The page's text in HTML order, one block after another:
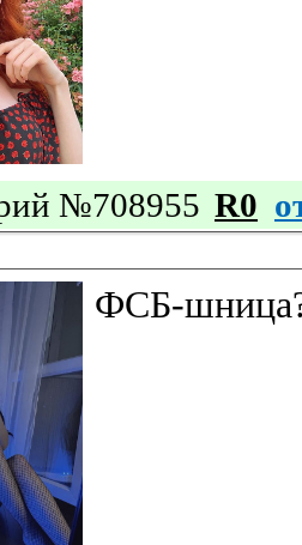
№708955 R0
ФСБ-